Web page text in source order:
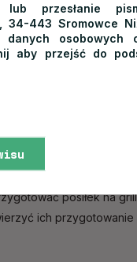
dla
na świeżym
jest w wygodne
rodziną i przyjaciółmi.
posiłek na
ich
lub przesłanie
34-443 Sromowce
osobowych
aby przejść do